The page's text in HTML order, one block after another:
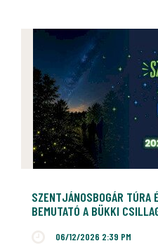
SZENTJÁNOSBOGÁR TÚRA
BEMUTATÓ A BÜKKI
06/12/2026 2:39 PM